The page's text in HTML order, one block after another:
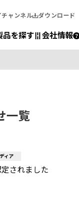
品を探す 会社情報
チャンネル ダウンロード
一覧
ィア
されました